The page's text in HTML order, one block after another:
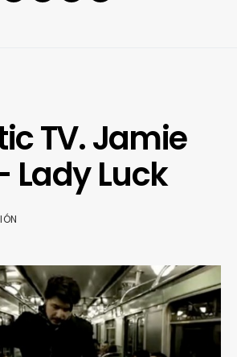
TV. Jamie
Lady Luck